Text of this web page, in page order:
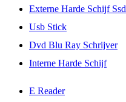
Externe Harde Schijf Ssd
Usb Stick
Dvd Blu Ray Schrijver
Interne Harde Schijf
E Reader